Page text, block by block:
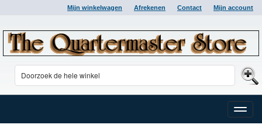
Mijn winkelwagen Afrekenen Contact Mijn account
Toggle